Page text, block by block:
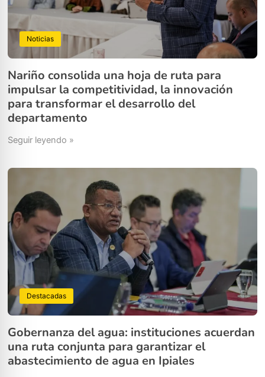
Noticias
Nariño consolida una hoja de ruta para
impulsar la competitividad, la innovación
para transformar el desarrollo del
departamento
Seguir leyendo »
Destacadas
Gobernanza del agua: instituciones acuerdan
una ruta conjunta para garantizar el
abastecimiento de agua en Ipiales